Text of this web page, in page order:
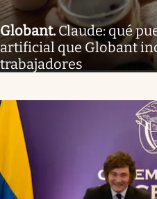
Globant.Claude: qué
artificial que Globant
trabajadores